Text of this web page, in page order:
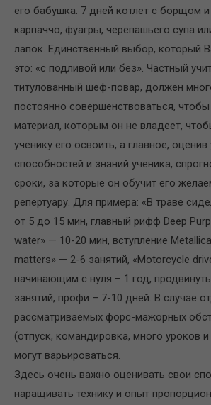
его бабушка. 7 дней котлет с борщом и
карпаччо, фуагры, черепашьего супа
лапок. Единственный выбор, который
это: «с подливой или без». Частный
титулованный шеф-повар, должен
постоянно совершенствоваться,
материал, которым он не владеет,
ученику его освоить, а главное, оценив
способностей и знаний ученика,
сроки, за которые он обучит его
репертуару. Для примера: «В траве
от 5 до 15 мин, главный рифф Deep
water» — 10-20 мин, вступление
matters» — 2-6 занятий, «Motorcycle
начинающим с нуля – 1 год,
занятий, профи – 7-10 дней. В случае
рассматриваемых форс-мажорных
(отпуск, командировка, много уроков и
могут варьироваться.
Здесь очень важно оценивать свои
наращивать технику и опыт